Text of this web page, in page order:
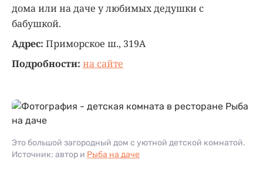
дома или на даче у любимых дедушки с
бабушкой.
Адрес: Приморское ш., 319А
Подробности: на сайте
Это большой загородный дом с уютной детской комнатой.
Источник: автор и Рыба на даче